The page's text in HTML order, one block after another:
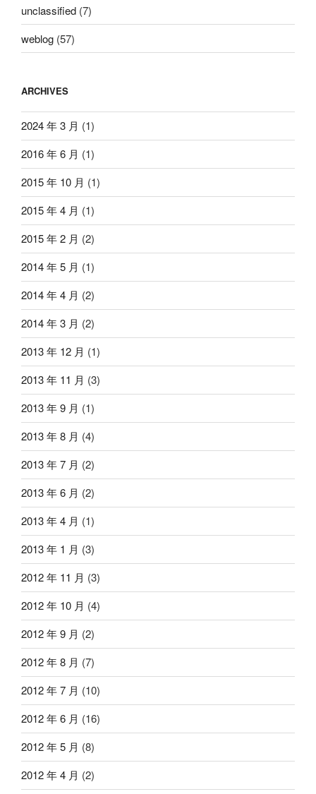
unclassified (7)
weblog (57)
ARCHIVES
2024 年 3 月 (1)
2016 年 6 月 (1)
2015 年 10 月 (1)
2015 年 4 月 (1)
2015 年 2 月 (2)
2014 年 5 月 (1)
2014 年 4 月 (2)
2014 年 3 月 (2)
2013 年 12 月 (1)
2013 年 11 月 (3)
2013 年 9 月 (1)
2013 年 8 月 (4)
2013 年 7 月 (2)
2013 年 6 月 (2)
2013 年 4 月 (1)
2013 年 1 月 (3)
2012 年 11 月 (3)
2012 年 10 月 (4)
2012 年 9 月 (2)
2012 年 8 月 (7)
2012 年 7 月 (10)
2012 年 6 月 (16)
2012 年 5 月 (8)
2012 年 4 月 (2)